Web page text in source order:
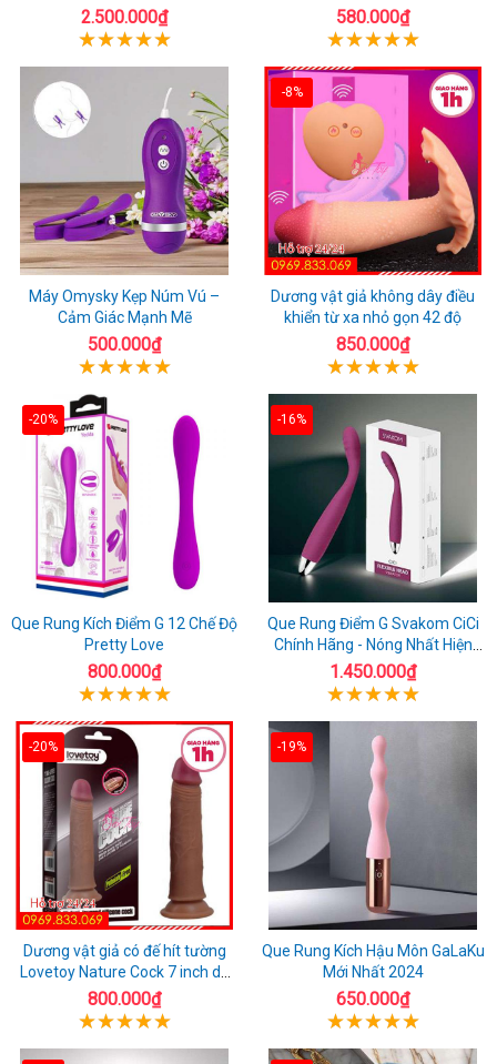
2.500.000₫ 580.000₫
Máy Omysky Kẹp Núm Vú –
Cảm Giác Mạnh Mẽ
500.000₫
-8%
Dương vật giả không dây điều
khiển từ xa nhỏ gọn 42 độ
850.000₫
-20%
Que Rung Kích Điểm G 12 Chế Độ
Pretty Love
800.000₫
-16%
Que Rung Điểm G Svakom CiCi
Chính Hãng - Nóng Nhất Hiện
Nay
1.450.000₫
-20%
Dương vật giả có đế hít tường
Lovetoy Nature Cock 7 inch da
đen
800.000₫
-19%
Que Rung Kích Hậu Môn GaLaKu
Mới Nhất 2024
650.000₫